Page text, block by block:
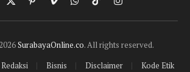
X
(Twitter)
PinterestVimeoWhatsApp
TikTokInstagram
SurabayaOnline.co. All rights reserved.
Redaksi Bisnis Disclaimer Kode Etik